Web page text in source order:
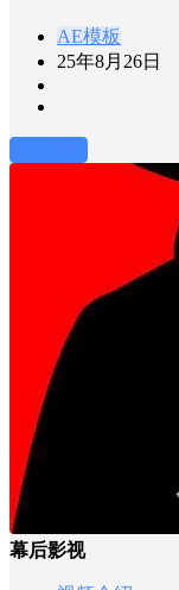
AE模板
25年8月26日
幕后影视